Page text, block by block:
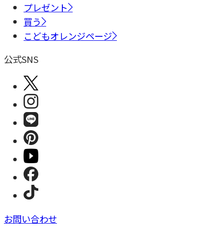
プレゼント
買う
こどもオレンジページ
公式SNS
お問い合わせ